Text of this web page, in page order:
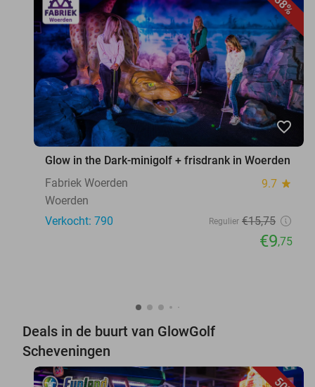
38%
favorite_border
Glow in the Dark-minigolf + frisdrank in Woerden
Fabriek Woerden
9.7 star
Woerden
Verkocht: 790
Regulier €15,75
€9,75
Deals in de buurt van GlowGolf
Scheveningen